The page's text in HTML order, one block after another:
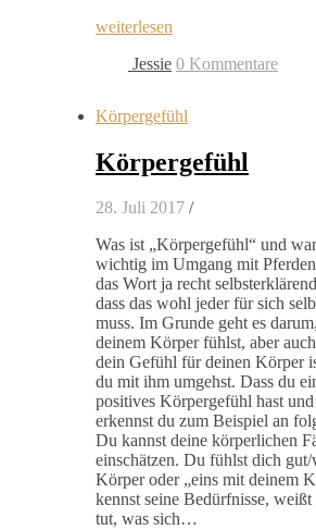
weiterlesen
Jessie 0 Kommentare
Körpergefühl
Körpergefühl
28. Juli 2017 /
Was ist „Körpergefühl“ und
wichtig im Umgang mit
das Wort ja recht
dass das wohl jeder für sich
muss. Im Grunde geht es
deinem Körper fühlst, aber
dein Gefühl für deinen Körper
du mit ihm umgehst. Dass du
positives Körpergefühl hast und
erkennst du zum Beispiel an
Du kannst deine körperlichen
einschätzen. Du fühlst dich
Körper oder „eins mit deinem
kennst seine Bedürfnisse,
tut, was sich…